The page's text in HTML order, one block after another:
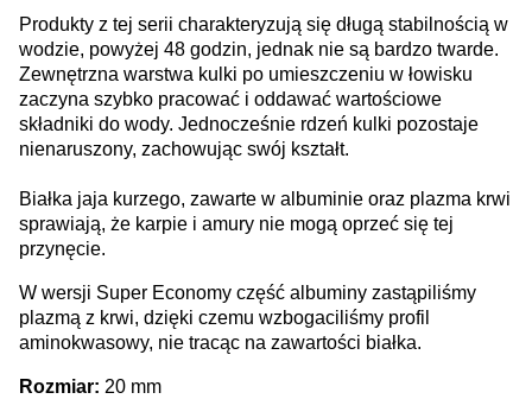
Produkty z tej serii charakteryzują się długą stabilnością w
wodzie, powyżej 48 godzin, jednak nie są bardzo twarde.
Zewnętrzna warstwa kulki po umieszczeniu w łowisku
zaczyna szybko pracować i oddawać wartościowe
składniki do wody. Jednocześnie rdzeń kulki pozostaje
nienaruszony, zachowując swój kształt.
Białka jaja kurzego, zawarte w albuminie oraz plazma krwi
sprawiają, że karpie i amury nie mogą oprzeć się tej
przynęcie.
W wersji Super Economy część albuminy zastąpiliśmy
plazmą z krwi, dzięki czemu wzbogaciliśmy profil
aminokwasowy, nie tracąc na zawartości białka.
Rozmiar: 20 mm